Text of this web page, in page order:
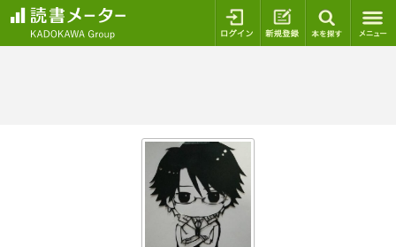
ログイン 新規登録